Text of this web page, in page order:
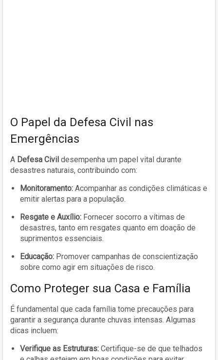
O Papel da Defesa Civil nas
Emergências
A Defesa Civil desempenha um papel vital durante
desastres naturais, contribuindo com:
Monitoramento: Acompanhar as condições climáticas e
emitir alertas para a população.
Resgate e Auxílio: Fornecer socorro a vítimas de
desastres, tanto em resgates quanto em doação de
suprimentos essenciais.
Educação: Promover campanhas de conscientização
sobre como agir em situações de risco.
Como Proteger sua Casa e Família
É fundamental que cada família tome precauções para
garantir a segurança durante chuvas intensas. Algumas
dicas incluem:
Verifique as Estruturas: Certifique-se de que telhados